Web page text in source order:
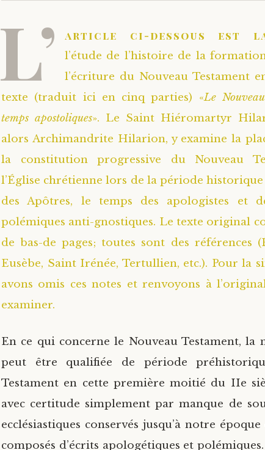
L’ article ci-dessous est
l’étude de l’histoire de la
l’écriture du Nouveau Testament
texte (traduit ici en cinq parties) «Le
temps apostoliques». Le Saint Hiéromartyr
alors Archimandrite Hilarion, y examine la
la constitution progressive du Nouveau
l’Église chrétienne lors de la période
des Apôtres, le temps des apologistes et
polémiques anti-gnostiques. Le texte original
de bas-de pages; toutes sont des références
Eusèbe, Saint Irénée, Tertullien, etc.). Pour la
avons omis ces notes et renvoyons à
examiner.
En ce qui concerne le Nouveau Testament,
peut être qualifiée de période
Testament en cette première moitié du IIe
avec certitude simplement par manque de
ecclésiastiques conservés jusqu’à notre
composés d’écrits apologétiques et